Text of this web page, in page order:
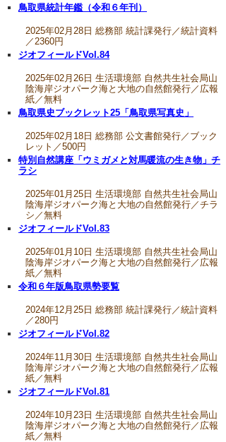
鳥取県統計年鑑（令和６年刊）
2025年02月28日 総務部 統計課発行／統計資料
／2360円
ジオフィールドVol.84
2025年02月26日 生活環境部 自然共生社会局山
陰海岸ジオパーク海と大地の自然館発行／広報
紙／無料
鳥取県史ブックレット25「鳥取県写真史」
2025年02月18日 総務部 公文書館発行／ブック
レット／500円
特別自然講座「ウミガメと対馬暖流の生き物」チ
ラシ
2025年01月25日 生活環境部 自然共生社会局山
陰海岸ジオパーク海と大地の自然館発行／チラ
シ／無料
ジオフィールドVol.83
2025年01月10日 生活環境部 自然共生社会局山
陰海岸ジオパーク海と大地の自然館発行／広報
紙／無料
令和６年版鳥取県勢要覧
2024年12月25日 総務部 統計課発行／統計資料
／280円
ジオフィールドVol.82
2024年11月30日 生活環境部 自然共生社会局山
陰海岸ジオパーク海と大地の自然館発行／広報
紙／無料
ジオフィールドVol.81
2024年10月23日 生活環境部 自然共生社会局山
陰海岸ジオパーク海と大地の自然館発行／広報
紙／無料